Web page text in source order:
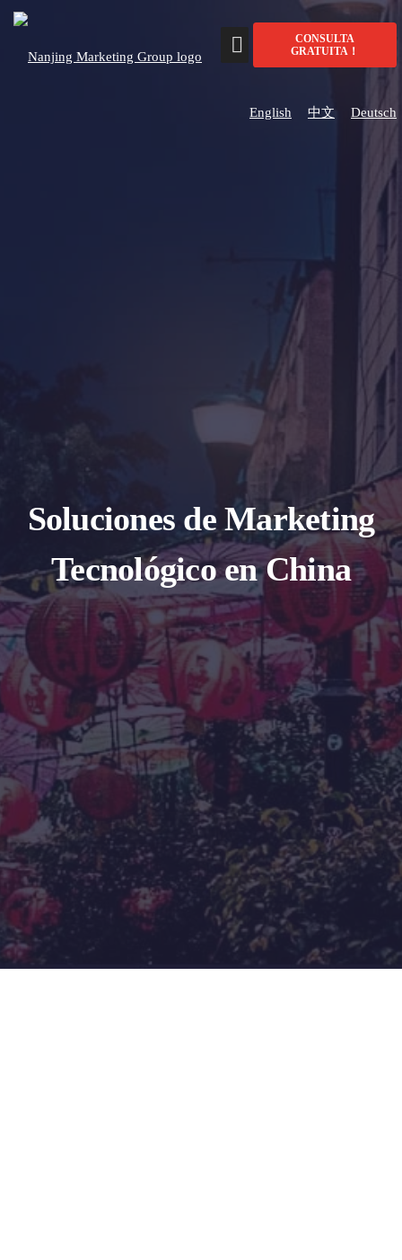
CONSULTA
GRATUITA！
English 中文 Deutsch
Soluciones de Marketing
Tecnológico en China